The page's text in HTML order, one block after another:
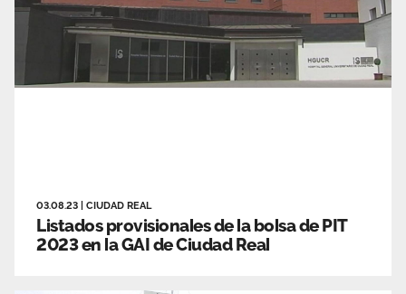
03.08.23 CIUDAD REAL
Listados provisionales de la bolsa de PIT
2023 en la GAI de Ciudad Real